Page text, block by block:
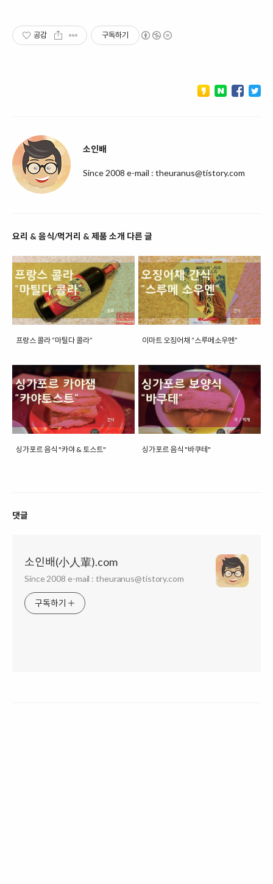
공감 구독하기
소인배
Since 2008 e-mail : theuranus@tistory.com
요리 & 음식/먹거리 & 제품 소개 다른 글
프랑스 콜라 “마틸다 콜라” 이마트 오징어채 “스루메소우멘”
싱가포르 음식 "카야 & 토스트" 싱가포르 음식 "바쿠테"
댓글
소인배(小人輩).com
Since 2008 e-mail : theuranus@tistory.com
구독하기